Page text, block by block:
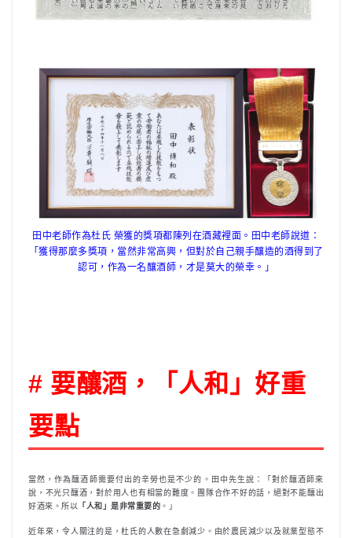
田中老師作為杜氏 榮獲的獎項都陳列在酒藏裡面。田中老師說道：
「獲得那麼多獎項，當然非常高興，但對於自己親手釀造的酒得到了
認可，作為一名釀酒師，才是莫大的榮幸。」
# 要釀酒，「人和」好重
要點
當然，作為釀酒師需要付出的辛勞也是不少的。田中先生說：「對於釀酒師來
說，不光只釀酒，對於用人也有相當的難度。團隊合作不好的話，絕對不能釀出
好酒來。所以 「人和」是非常重要的 。」
近年來，令人關注的是，杜氏的人數在急劇減少。由於農民減少以及就業型態不